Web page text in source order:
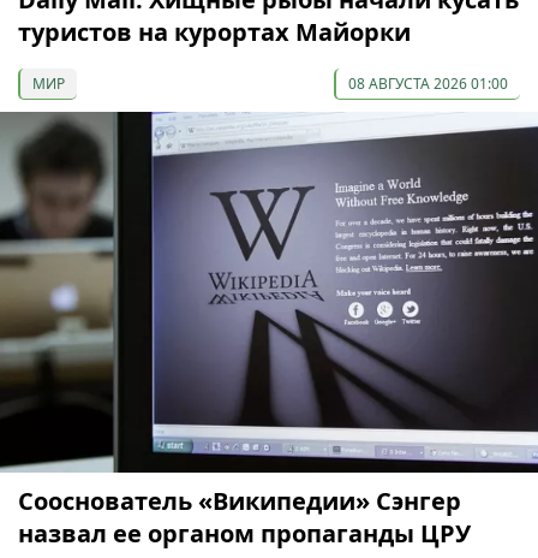
туристов на курортах Майорки
МИР 08 АВГУСТА 2026 01:00
Сооснователь «Википедии» Сэнгер
назвал ее органом пропаганды ЦРУ